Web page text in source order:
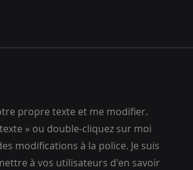
propre texte et me modifier.
» ou double-cliquez sur moi
modifications à la police. Je suis
à vos utilisateurs d'en savoir